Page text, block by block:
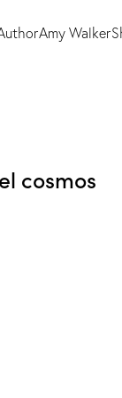
Amy Walker
cosmos